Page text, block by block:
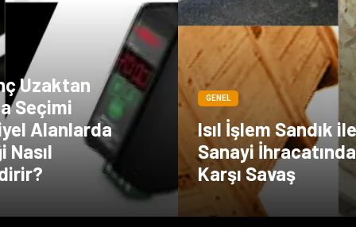
Uzaktan
Seçimi
Alanlarda
Nasıl
GENEL
Isıl İşlem Sandık
Sanayi
Karşı Savaş